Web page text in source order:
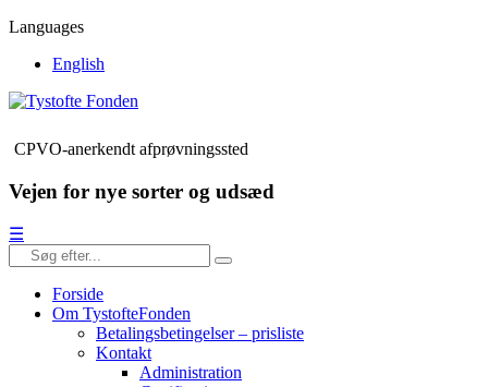
Languages
English
CPVO-anerkendt afprøvningssted
Vejen for nye sorter og udsæd
☰
Forside
Om TystofteFonden
Betalingsbetingelser – prisliste
Kontakt
Administration